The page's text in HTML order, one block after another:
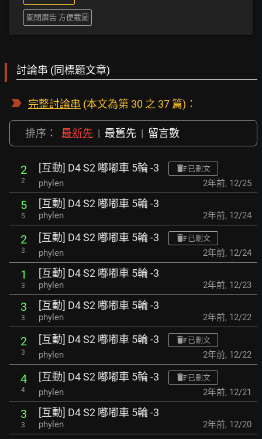
關閉廣告 方便截圖
討論串 (同標題文章)
完整討論串 (本文為第 30 之 37 篇)：
排序： 最新先 | 最舊先 | 留言數
2
2
[互動] D4 S2 嘟嘟車 5輪 -3 已刪文
phylen 2年前, 12/25
5
5
[互動] D4 S2 嘟嘟車 5輪 -3
phylen 2年前, 12/24
2
3
[互動] D4 S2 嘟嘟車 5輪 -3 已刪文
phylen 2年前, 12/24
1
3
[互動] D4 S2 嘟嘟車 5輪 -3
phylen 2年前, 12/23
3
3
[互動] D4 S2 嘟嘟車 5輪 -3
phylen 2年前, 12/22
2
3
[互動] D4 S2 嘟嘟車 5輪 -3 已刪文
phylen 2年前, 12/22
4
4
[互動] D4 S2 嘟嘟車 5輪 -3 已刪文
phylen 2年前, 12/21
3
3
[互動] D4 S2 嘟嘟車 5輪 -3
phylen 2年前, 12/20